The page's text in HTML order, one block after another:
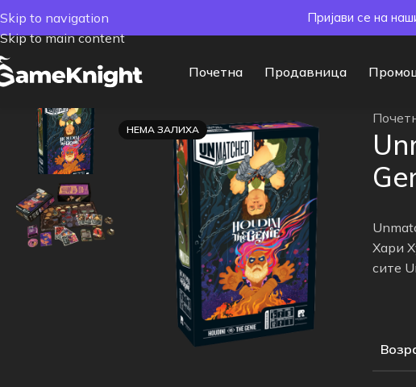
Skip to navigation
Skip to main content
Почетна Продавница
НЕМА ЗАЛИХА
Хари
сите
Пријави се на